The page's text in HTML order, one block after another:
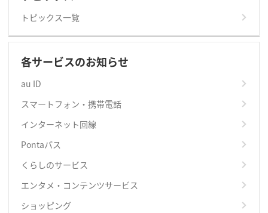
トピックス一覧
各サービスのお知らせ
au ID
スマートフォン・携帯電話
インターネット回線
Pontaパス
くらしのサービス
エンタメ・コンテンツサービス
ショッピング